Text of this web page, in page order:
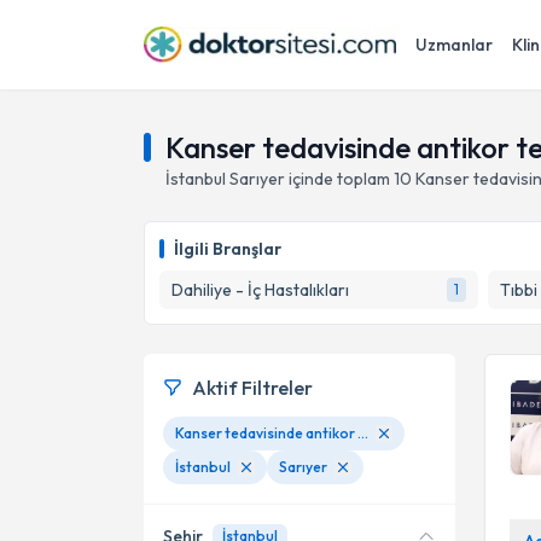
Uzmanlar
Kanser tedavisinde antikor
İstanbul Sarıyeriçinde toplam 10 Kanser
İlgili Branşlar
Dahiliye - İç Hastalıkları
1
Aktif Filtreler
Kanser tedavisinde antikor tedavisi
İstanbul
Sarıyer
Şehir İstanbul